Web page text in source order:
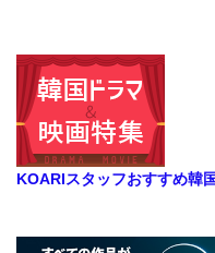
KOARIスタッフおすすめ韓